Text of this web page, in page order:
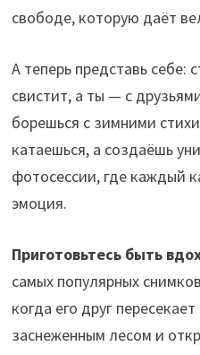
свободе, которую даёт
А теперь представь себе:
свистит, а ты — с
борешься с зимними
катаешься, а создаёшь
фотосессии, где каждый
эмоция.
Приготовьтесь быть
самых популярных
когда его друг
заснеженным лесом и